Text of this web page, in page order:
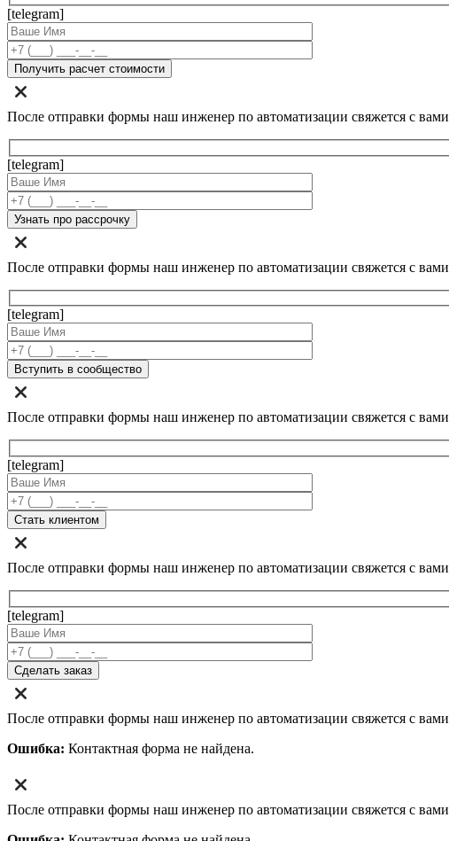
[telegram]
После отправки формы наш инженер по автоматизации свяжется с вами
[telegram]
После отправки формы наш инженер по автоматизации свяжется с вами
[telegram]
После отправки формы наш инженер по автоматизации свяжется с вами
[telegram]
После отправки формы наш инженер по автоматизации свяжется с вами
[telegram]
После отправки формы наш инженер по автоматизации свяжется с вами
Ошибка: Контактная форма не найдена.
После отправки формы наш инженер по автоматизации свяжется с вами